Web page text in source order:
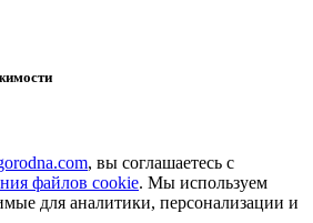
, вы соглашаетесь с
файлов cookie. Мы используем
для аналитики, персонализации и